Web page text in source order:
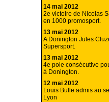
14 mai 2012
2e victoire de Nicolas
en 1000 promosport.
13 mai 2012
A Donington Jules
Supersport.
13 mai 2012
4e pole consécutive
à Donington.
12 mai 2012
Louis Bulle admis au
Lyon